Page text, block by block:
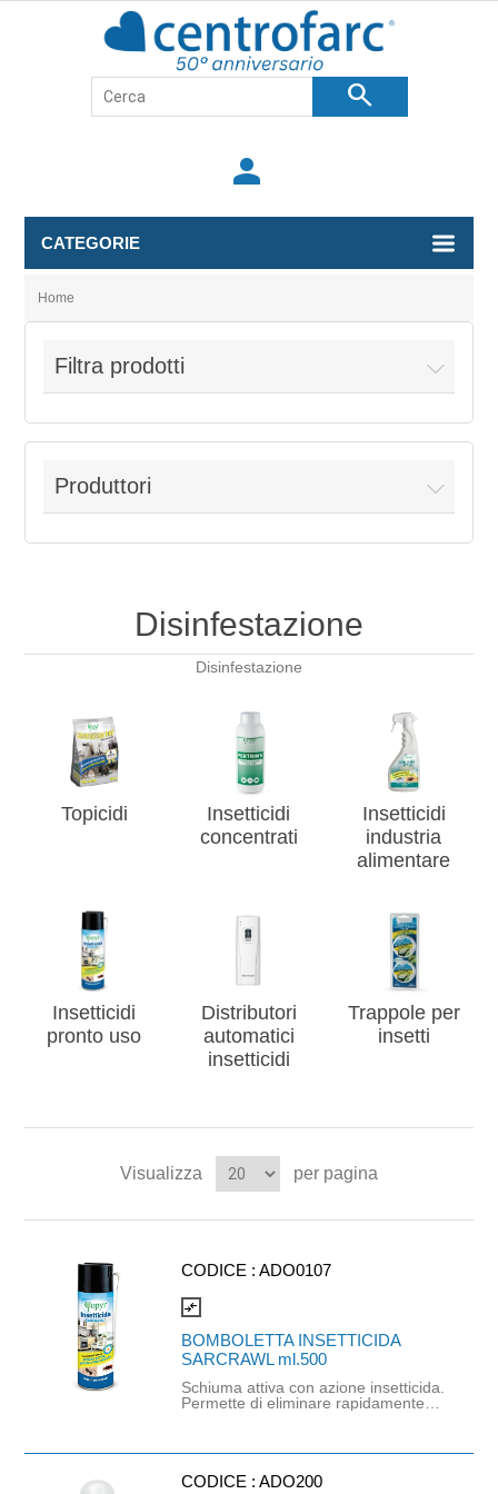
search
person
CATEGORIE
Home
Filtra prodotti
Produttori
Disinfestazione
Disinfestazione
Topicidi
Insetticidi
concentrati
Insetticidi
industria
alimentare
Insetticidi
pronto uso
Distributori
automatici
insetticidi
Trappole per
insetti
Visualizza per pagina
CODICE :ADO0107
compare_arrows
BOMBOLETTA INSETTICIDA
SARCRAWL ml.500
Schiuma attiva con azione insetticida.
Permette di eliminare rapidamente
rapidamente dopo l’applicazione
resta attiva a lungo. Ha azione
CODICE :ADO200